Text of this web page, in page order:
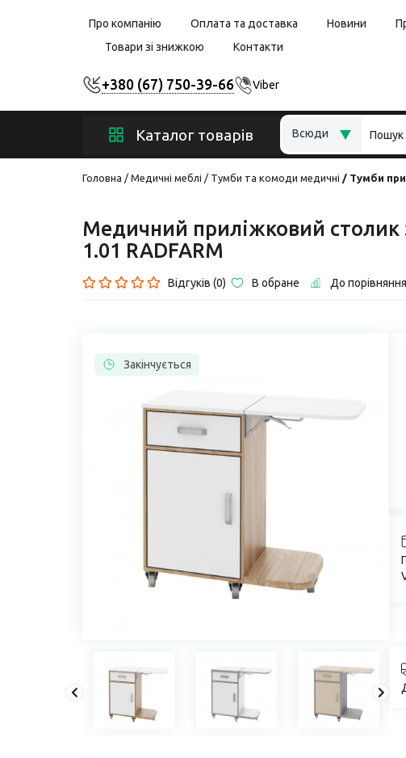
Про компанію Оплата та доставка Новини
Товари зі знижкою
Контакти
+380 (67) 750-39-66 Viber
Каталог товарів
Всюди
Головна Медичні меблі Тумби та комоди медичні Тумби
Медичний приліжковий столик
1.01 RADFARM
Відгуків (0) В обране До порівняння
Закінчується